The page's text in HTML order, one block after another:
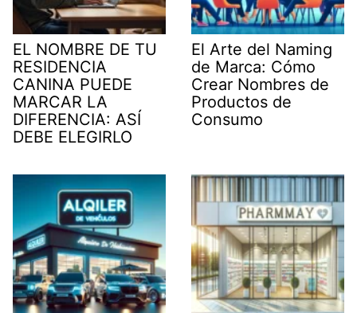
EL NOMBRE DE TU
RESIDENCIA
CANINA PUEDE
MARCAR LA
DIFERENCIA: ASÍ
DEBE ELEGIRLO
El Arte del Naming
de Marca: Cómo
Crear Nombres de
Productos de
Consumo